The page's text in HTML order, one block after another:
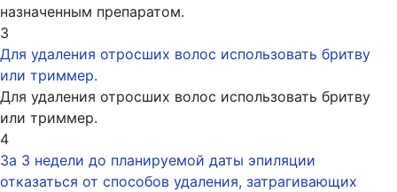
назначенным препаратом.
3
Для удаления отросших волос использовать бритву
или триммер.
Для удаления отросших волос использовать бритву
или триммер.
4
За 3 недели до планируемой даты эпиляции
отказаться от способов удаления, затрагивающих